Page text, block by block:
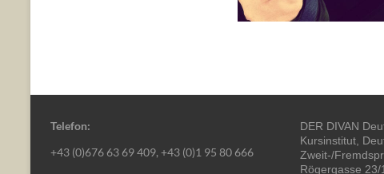
Telefon:
+43 (0)676 63 69 409, +43 (0)1 95 80 666
DER DIVAN
Kursinstitut,
Zweit-/
Rögergasse